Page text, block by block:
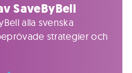
SaveByBell
alla svenska
strategier och